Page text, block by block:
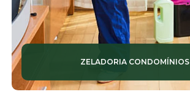
PORTEIRO DE PRÉDIO
RECEPCIONISTAS
SEGURANÇA PARA CONDOMÍNIOS
SEGURANÇA PATRIMONIAL
ZELADORIA CONDOMÍNIOS